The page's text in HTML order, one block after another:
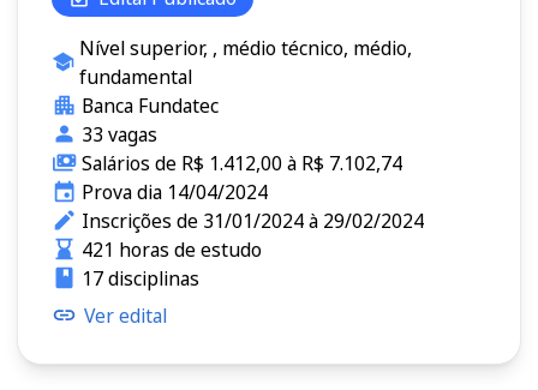
Nível superior, , médio técnico, médio,
fundamental
Banca Fundatec
33 vagas
Salários de R$ 1.412,00 à R$ 7.102,74
Prova dia 14/04/2024
Inscrições de 31/01/2024 à 29/02/2024
421 horas de estudo
17 disciplinas
Ver edital